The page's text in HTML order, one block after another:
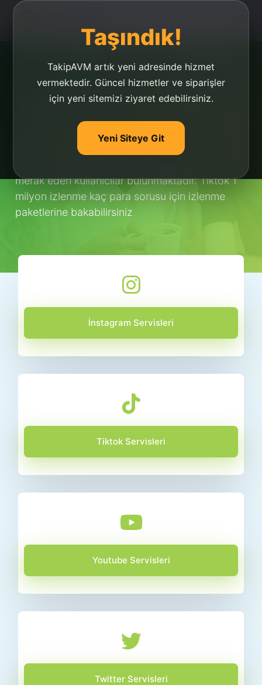
Taşındık!
TakipAVM artık yeni adresinde hizmet
vermektedir. Güncel hizmetler ve siparişler
için yeni sitemizi ziyaret edebilirsiniz.
Yeni Siteye Git
Tiktok 1 Milyon İzlenme
merak eden kullanıcılar bulunmaktadır. Tiktok 1
milyon izlenme kaç para sorusu için izlenme
paketlerine bakabilirsiniz
İnstagram Servisleri
Tiktok Servisleri
Youtube Servisleri
Twitter Servisleri